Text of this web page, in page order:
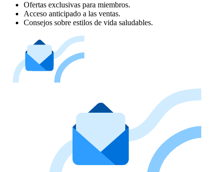
Ofertas exclusivas para miembros.
Acceso anticipado a las ventas.
Consejos sobre estilos de vida saludables.